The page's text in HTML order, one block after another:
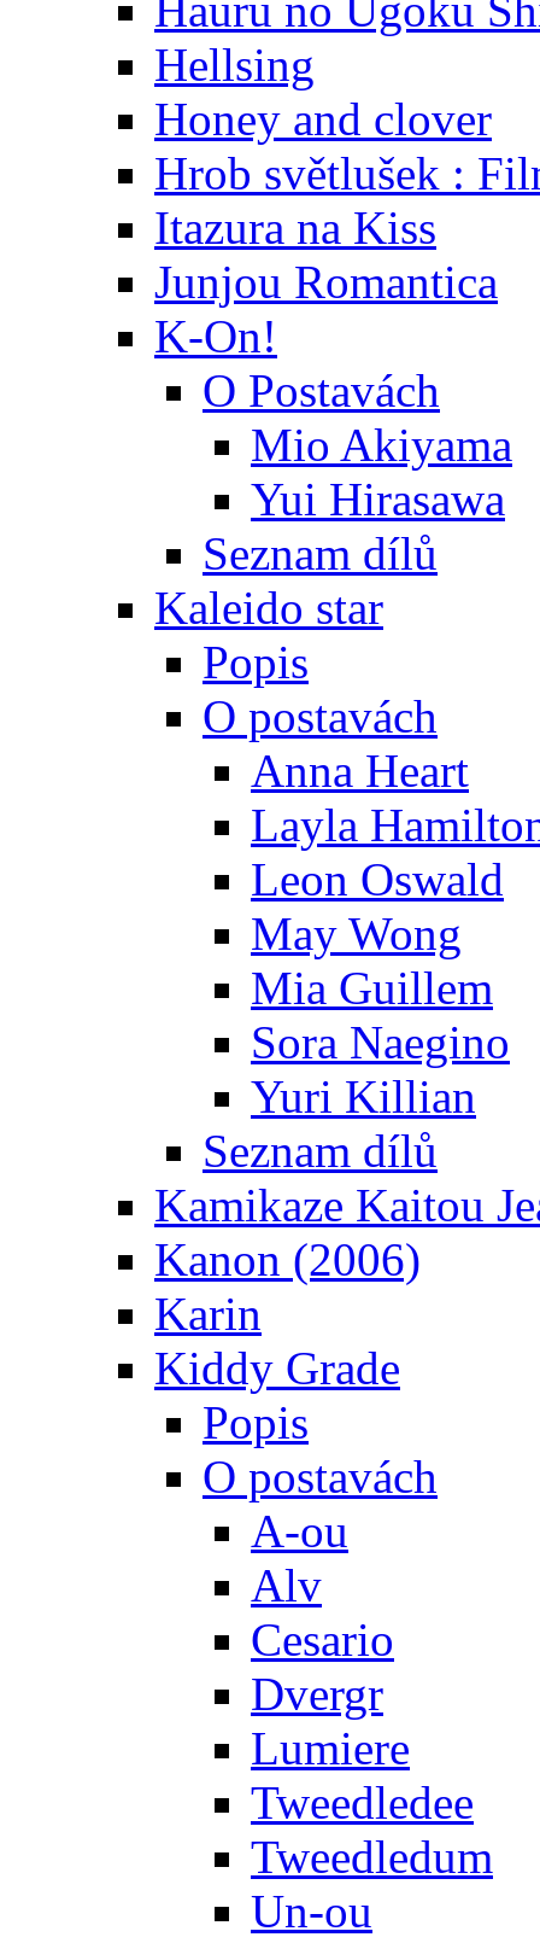
Hellsing
Honey and clover
Hrob světlušek :
Itazura na Kiss
Junjou Romantica
K-On!
O Postavách
Mio Akiyama
Yui Hirasawa
Seznam dílů
Kaleido star
Popis
O postavách
Anna Heart
Layla
Leon Oswald
May Wong
Mia Guillem
Sora Naegino
Yuri Killian
Seznam dílů
Kamikaze Kaitou
Kanon (2006)
Karin
Kiddy Grade
Popis
O postavách
A-ou
Alv
Cesario
Dvergr
Lumiere
Tweedledee
Tweedledum
Un-ou